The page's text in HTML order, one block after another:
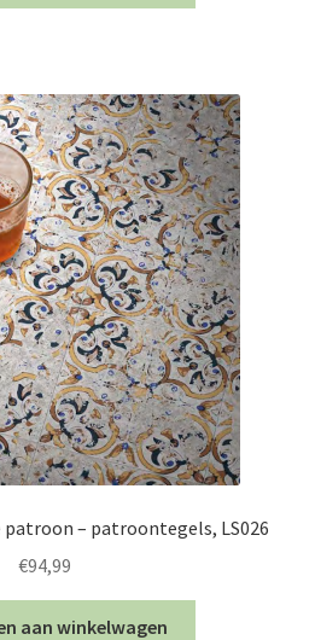
– patroontegels, LS026
€94,99
aan winkelwagen